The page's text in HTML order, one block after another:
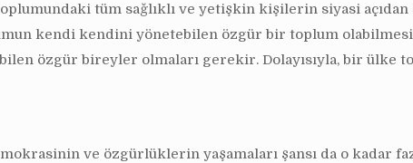
tüm sağlıklı ve yetişkin kişilerin siyasi
kendi kendini yönetebilen özgür bir toplum
özgür bireyler olmaları gerekir. Dolayısıyla, bir ülke
ve özgürlüklerin yaşamaları şansı da o kadar